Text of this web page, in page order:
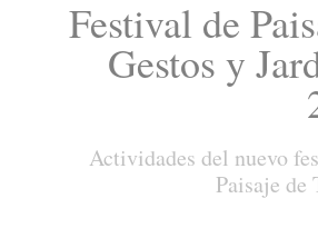
Festival de
Gestos y
Actividades del nuevo
Paisaje